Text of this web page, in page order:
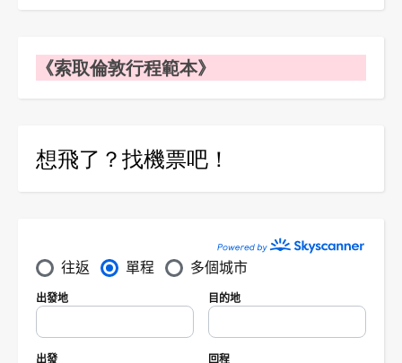
《索取倫敦行程範本》
想飛了？找機票吧！